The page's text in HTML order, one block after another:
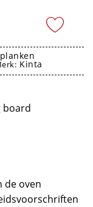
Kinta
board
de oven